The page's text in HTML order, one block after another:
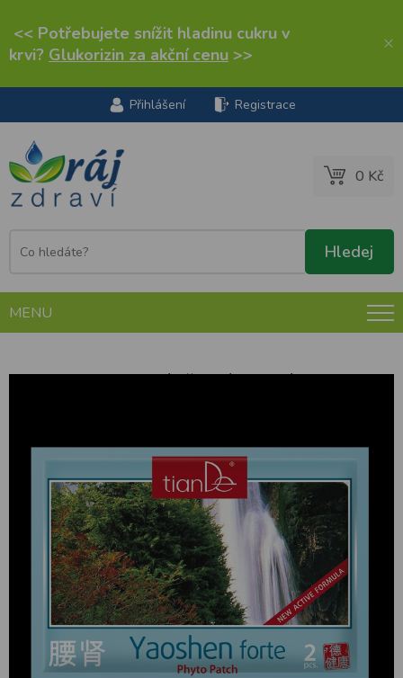
<< Potřebujete snížit hladinu cukru v
krvi? Glukorizin za akční cenu >> ×
Přihlášení Registrace
0 Kč
MENU
Tiande kosmetická tělová fytonáplast